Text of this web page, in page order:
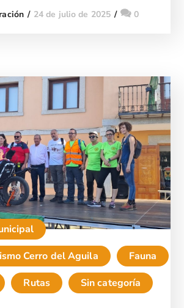
24 de julio de 2025 0
Cerro del Aguila
Fauna
Rutas
Sin categoría